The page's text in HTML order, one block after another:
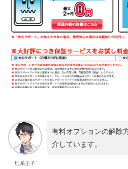
理系王子
有料オプションの解除
介しています。